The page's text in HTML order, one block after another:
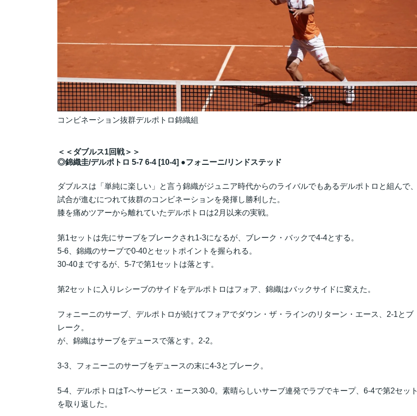
コンビネーション抜群デルポトロ錦織組
＜＜ダブルス1回戦＞＞
◎錦織圭/デルポトロ 5-7 6-4 [10-4] ●フォニーニ/リンドステッド
ダブルスは「単純に楽しい」と言う錦織がジュニア時代からのライバルでもあるデルポトロと組んで、
試合が進むにつれて抜群のコンビネーションを発揮し勝利した。
膝を痛めツアーから離れていたデルポトロは2月以来の実戦。
第1セットは先にサーブをブレークされ1-3になるが、ブレーク・バックで4-4とする。
5-6、錦織のサーブで0-40とセットポイントを握られる。
30-40までするが、5-7で第1セットは落とす。
第2セットに入りレシーブのサイドをデルポトロはフォア、錦織はバックサイドに変えた。
フォニーニのサーブ、デルポトロが続けてフォアでダウン・ザ・ラインのリターン・エース、2-1とブ
レーク。
が、錦織はサーブをデュースで落とす。2-2。
3-3、フォニーニのサーブをデュースの末に4-3とブレーク。
5-4、デルポトロはTへサービス・エース30-0。素晴らしいサーブ連発でラブでキープ、6-4で第2セット
を取り返した。